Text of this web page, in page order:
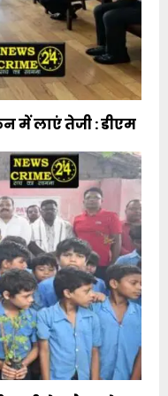
में लाएं तेजी : डीएम